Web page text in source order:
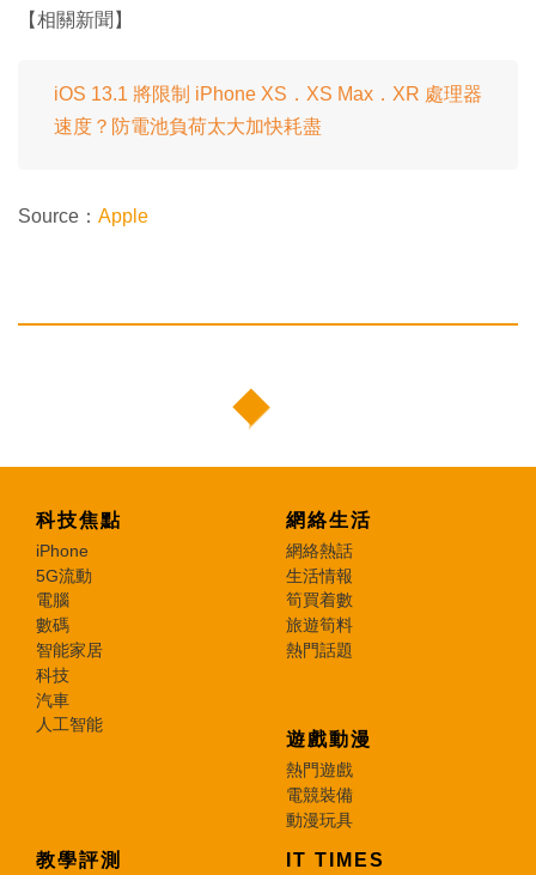
【相關新聞】
iOS 13.1 將限制 iPhone XS．XS Max．XR 處理器
速度？防電池負荷太大加快耗盡
Source： Apple
科技焦點
iPhone
5G流動
電腦
數碼
智能家居
科技
汽車
人工智能
網絡生活
網絡熱話
生活情報
筍買着數
旅遊筍料
熱門話題
遊戲動漫
熱門遊戲
電競裝備
動漫玩具
教學評測 IT TIMES